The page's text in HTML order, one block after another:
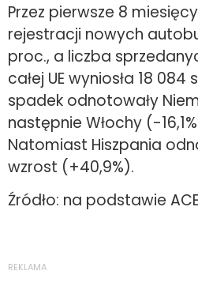
Przez pierwsze 8
rejestracji nowych
proc., a liczba
całej UE wyniosła 18 084
spadek odnotowały
następnie Włochy (-
Natomiast Hiszpania
wzrost (+40,9%).
Źródło: na podstawie
REKLAMA